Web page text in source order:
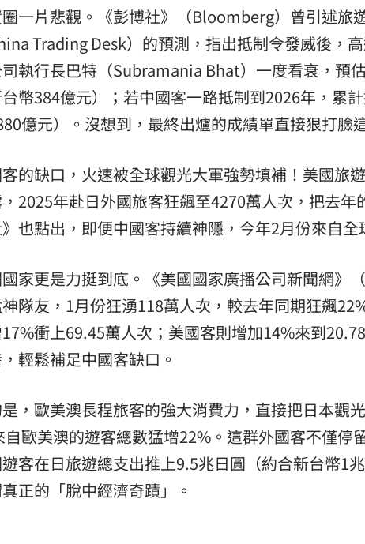
一片悲觀。《彭博社》（Bloomberg）曾引述旅
Trading Desk）的預測，指出抵制令發威後，
執行長巴特（Subramania Bhat）一度看衰，預
台幣384億元）；若中國客一路抵制到2026年，累
億元）。沒想到，最終出爐的成績單直接狠打臉
的缺口，火速被全球觀光大軍強勢填補！美國旅
2025年赴日外國旅客狂飆至4270萬人次，把去年
》也點出，即便中國客持續神隱，今年2月份來自
家更是力挺到底。《美國國家廣播公司新聞網》
隊友，1月份狂湧118萬人次，較去年同期狂飆
衝上69.45萬人次；美國客則增加14%來到
輕鬆補足中國客缺口。
，歐美澳長程旅客的強大消費力，直接把日本觀
自歐美澳的遊客總數猛增22%。這群外國客不僅停
客在日旅遊總支出推上9.5兆日圓（約合新台幣1
正的「脫中經濟奇蹟」。